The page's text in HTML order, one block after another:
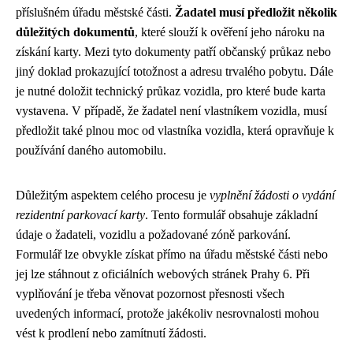
příslušném úřadu městské části. Žadatel musí předložit několik
důležitých dokumentů, které slouží k ověření jeho nároku na
získání karty. Mezi tyto dokumenty patří občanský průkaz nebo
jiný doklad prokazující totožnost a adresu trvalého pobytu. Dále
je nutné doložit technický průkaz vozidla, pro které bude karta
vystavena. V případě, že žadatel není vlastníkem vozidla, musí
předložit také plnou moc od vlastníka vozidla, která opravňuje k
používání daného automobilu.
Důležitým aspektem celého procesu je vyplnění žádosti o vydání
rezidentní parkovací karty. Tento formulář obsahuje základní
údaje o žadateli, vozidlu a požadované zóně parkování.
Formulář lze obvykle získat přímo na úřadu městské části nebo
jej lze stáhnout z oficiálních webových stránek Prahy 6. Při
vyplňování je třeba věnovat pozornost přesnosti všech
uvedených informací, protože jakékoliv nesrovnalosti mohou
vést k prodlení nebo zamítnutí žádosti.